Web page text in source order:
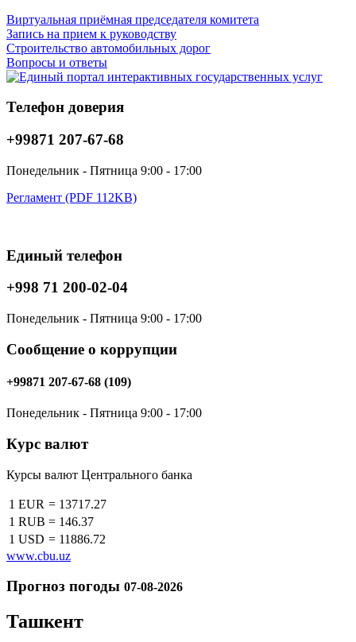
Виртуальная приёмная председателя комитета
Запись на прием к руководству
Строительство автомобильных дорог
Вопросы и ответы
Телефон доверия
+99871 207-67-68
Понедельник - Пятница 9:00 - 17:00
Регламент (PDF 112KB)
Единый телефон
+998 71 200-02-04
Понедельник - Пятница 9:00 - 17:00
Сообщение о коррупции
+99871 207-67-68 (109)
Понедельник - Пятница 9:00 - 17:00
Курс валют
Курсы валют Центрального банка
1 EUR = 13717.27
1 RUB = 146.37
1 USD = 11886.72
www.cbu.uz
Прогноз погоды 07-08-2026
Ташкент